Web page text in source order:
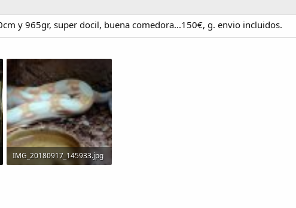
y 965gr, super docil, buena comedora...150€, g. envio incluidos.
IMG_20180917_145933.jpg